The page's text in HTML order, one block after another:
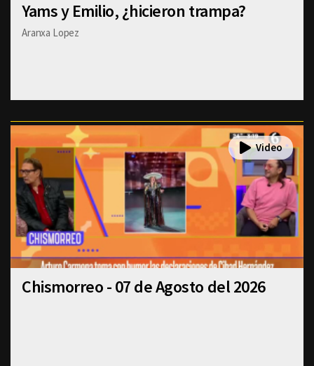
Yams y Emilio, ¿hicieron trampa?
Aranxa Lopez
Chismorreo - 07 de Agosto del 2026